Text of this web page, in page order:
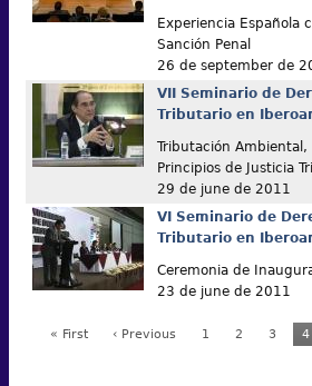
Experiencia Española
Sanción Penal
26 de september de
VII Seminario de
Tributario en
Tributación Ambiental,
Principios de Justicia
29 de june de 2011
VI Seminario de
Tributario en
Ceremonia de
23 de june de 2011
« First ‹ Previous 1 2 3 4